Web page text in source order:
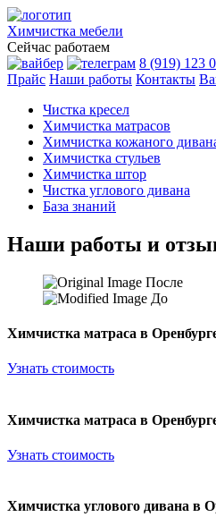
Химчистка мебели
Сейчас работаем
8 (919) 123
Прайс Наши работы Контакты
Чистка кресел
Химчистка матрасов
Химчистка кожаного
Химчистка стульев
Химчистка штор
Чистка углового дивана
База знаний
Наши работы и
После
До
Химчистка матраса в
Узнать стоимость
Химчистка матраса в
Узнать стоимость
Химчистка углового дивана в